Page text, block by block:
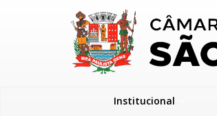
Institucional